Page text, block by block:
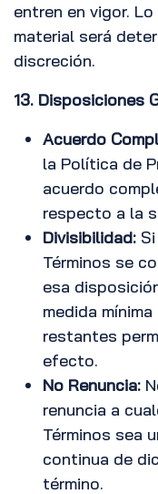
entren en vigor.
material será
discreción.
13. Disposiciones
Acuerdo
la Política de
acuerdo
respecto a la
Divisibilidad:
Términos se
esa
medida
restantes
efecto.
No Renuncia:
renuncia a
Términos sea
continua de
término.